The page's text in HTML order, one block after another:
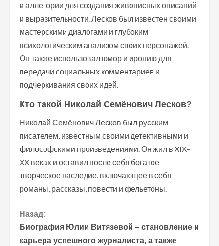
и аллегории для создания живописных описаний
и выразительности. Лесков был известен своими
мастерскими диалогами и глубоким
психологическим анализом своих персонажей.
Он также использовал юмор и иронию для
передачи социальных комментариев и
подчеркивания своих идей.
Кто такой Николай Семёнович Лесков?
Николай Семёнович Лесков был русским
писателем, известным своими детективными и
философскими произведениями. Он жил в XIX–
XX веках и оставил после себя богатое
творческое наследие, включающее в себя
романы, рассказы, повести и фельетоны.
П
р
Назад:
Биография Юлии Витязевой – становление и
карьера успешного журналиста, а также